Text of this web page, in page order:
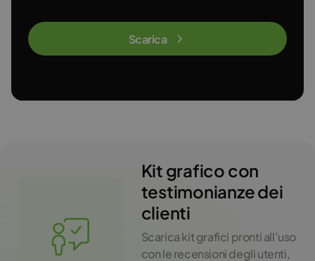
Scarica
Kit grafico con
testimonianze dei
clienti
Scarica kit grafici pronti all’uso
con le recensioni degli utenti,